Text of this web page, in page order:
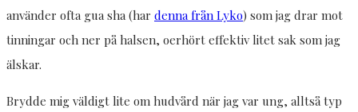
använder ofta gua sha (har denna från Lyko) som jag drar mot
tinningar och ner på halsen, oerhört effektiv litet sak som jag
älskar.
Brydde mig väldigt lite om hudvård när jag var ung, alltså typ